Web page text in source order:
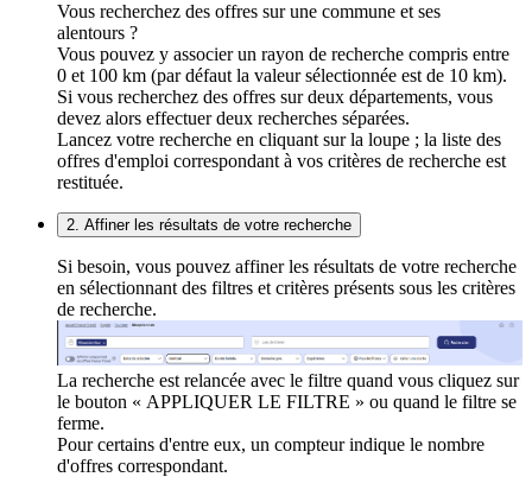
Vous recherchez des offres sur une commune et ses
alentours ?
Vous pouvez y associer un rayon de recherche compris entre
0 et 100 km (par défaut la valeur sélectionnée est de 10 km).
Si vous recherchez des offres sur deux départements, vous
devez alors effectuer deux recherches séparées.
Lancez votre recherche en cliquant sur la loupe ; la liste des
offres d'emploi correspondant à vos critères de recherche est
restituée.
2. Affiner les résultats de votre recherche
Si besoin, vous pouvez affiner les résultats de votre recherche
en sélectionnant des filtres et critères présents sous les critères
de recherche.
La recherche est relancée avec le filtre quand vous cliquez sur
le bouton « APPLIQUER LE FILTRE » ou quand le filtre se
ferme.
Pour certains d'entre eux, un compteur indique le nombre
d'offres correspondant.